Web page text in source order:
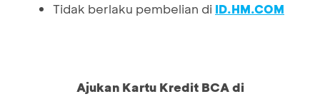
Tidak berlaku pembelian di ID.HM.COM
Ajukan Kartu Kredit BCA di